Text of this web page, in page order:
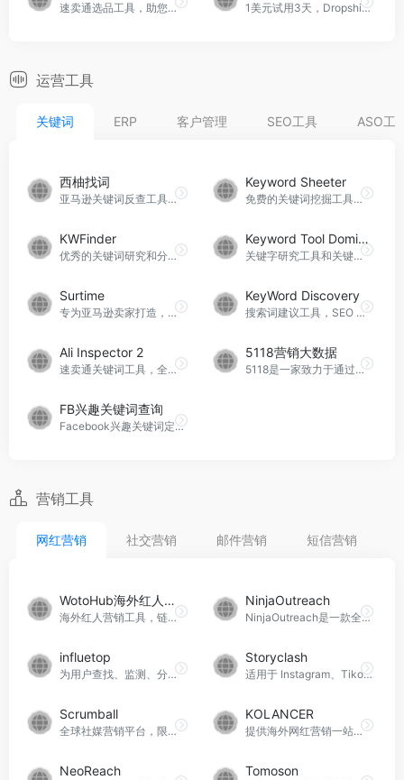
速卖通选品工具，助您挑选最适合的商品 1美元试用3天，Dropshipping选品研究工具，电商行业最大的商品数据库
运营工具
关键词 ERP 客户管理 SEO工具 ASO工
西柚找词
亚马逊关键词反查工具，基础功能免费使用
Keyword Sheeter
免费的关键词挖掘工具，用于高级关键词研究的工具集合
KWFinder
优秀的关键词研究和分析工具
Keyword Tool Dominator
关键字研究工具和关键字搜索工具，可免费体验
Surtime
专为亚马逊卖家打造，提供关键词、Amazon大数据和相关的关键词工具服务，同时拥有亚马逊全套解决方案的强大工具
KeyWord Discovery
搜索词建议工具，SEO 分析必备工具箱
Ali Inspector 2
速卖通关键词工具，全球唯一一款专门针对速卖通平台的选品工具
5118营销大数据
5118是一家致力于通过采集和整合互联网大数据，为网站运营人提供有价值分析结果和指引的平台。其服务涵盖了排名各类大数据挖掘、关键词挖掘、行业词库、站群权重监控、关键词排名监控、指数词、流量词挖掘等功能，为用户提供全面的工具平台支持。
FB兴趣关键词查询
Facebook兴趣关键词定位工具
营销工具
网红营销 社交营销 邮件营销 短信营销
WotoHub海外红人智能营销云
海外红人营销工具，链接全球千万带货红人，覆盖YouTube、TikTok、Instagram三大主流平台。
NinjaOutreach
NinjaOutreach是一款全球性的网红营销工具，上面拥有2500万博主和社交媒体网红
influetop
为用户查找、监测、分析、联系、管理网红, 追踪营销效果
Storyclash
适用于 Instagram、Tikok 和 Youtube 的人工智能影响者营销平台，营销人员、品牌和代理商评价最高的工具
Scrumball
全球社媒营销平台，限时免费获取大量品牌合作网红名单
KOLANCER
提供海外网红营销一站式解决方案，可免费体验
NeoReach Tomoson